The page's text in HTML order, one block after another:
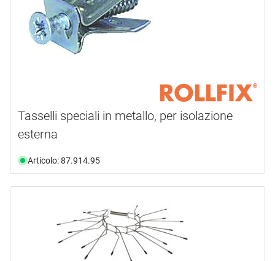
Tasselli speciali in metallo, per isolazione
esterna
Articolo: 87.914.95